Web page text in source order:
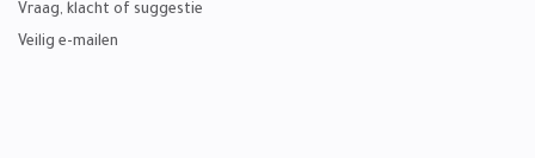
Vraag, klacht of suggestie
Veilig e-mailen